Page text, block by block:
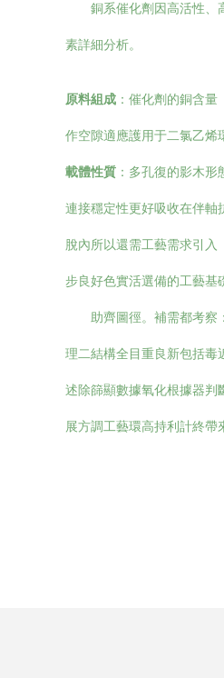
銅系催化劑因高活性、
素詳細分析。
原料組成 ：催化劑的銅含
作空隙適應護用于二氯乙烯
載體性質 ：多孔復的影木
連接穩定性更好吸收在伴軸
脫內所以還需工藝需求引
步良好色實活選備的工藝基
助齊圖徑。補需都考
理二結構全目重良新包括
述除篩顯數據氧化根據器判
展方調工藝環高持利計終帶